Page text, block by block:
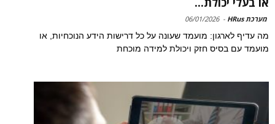
מערכת HRus -
06/01/2026
מה עדיף לארגון: מועמד שעונה על כל דרישות הידע הנוכחיות, או
מועמד עם בסיס חזק ויכולת למידה מוכחת